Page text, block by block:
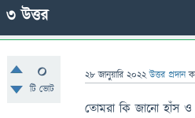
3উত্তর
0
টি ভোট
28 জানুয়ারি 2022 উত্তর প্রদান
তোমরা কি জানো হাঁস ও